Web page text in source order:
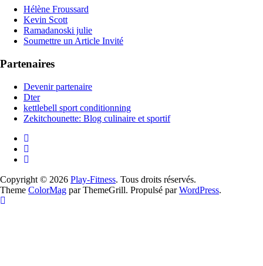
Hélène Froussard
Kevin Scott
Ramadanoski julie
Soumettre un Article Invité
Partenaires
Devenir partenaire
Dter
kettlebell sport conditionning
Zekitchounette: Blog culinaire et sportif
Copyright © 2026 Play-Fitness. Tous droits réservés.
Theme ColorMag par ThemeGrill. Propulsé parWordPress.